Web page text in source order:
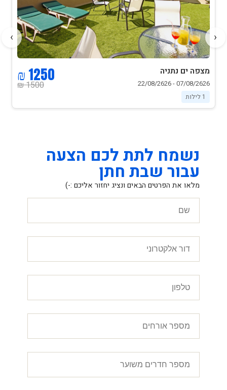
מצפה ים נתניה
07/08/2626 - 22/08/2626
1 לילות
1500 ₪
1250 ₪
‹
›
נשמח לתת לכם הצעה
עבור שבת חתן
מלאו את הפרטים הבאים ונציג יחזור אליכם :-)